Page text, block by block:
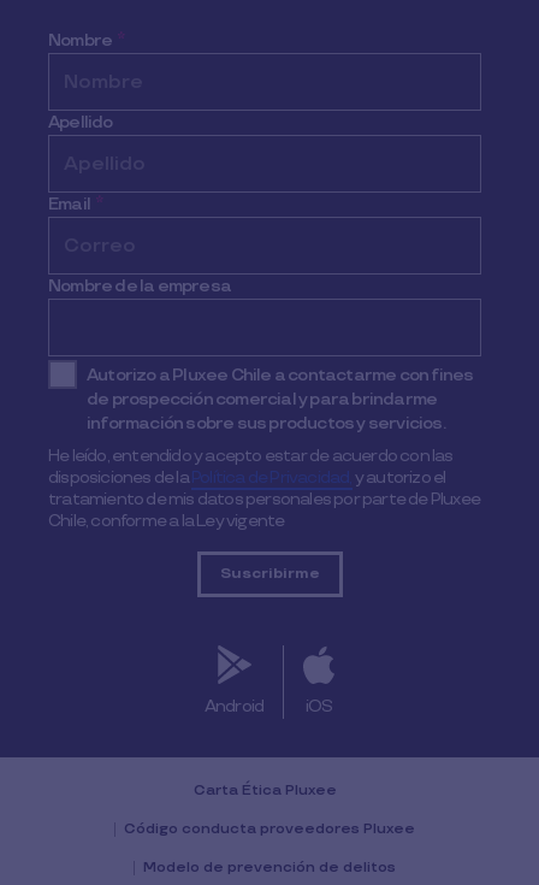
Nombre *
Apellido
Email *
Nombre de la empresa
Autorizo a Pluxee Chile a contactarme con fines
de prospección comercial y para brindarme
información sobre sus productos y servicios.
He leído, entendido y acepto estar de acuerdo con las
disposiciones de laPolítica de Privacidad,y autorizo el
tratamiento de mis datos personales por parte de Pluxee
Chile, conforme a la Ley vigente
Android iOS
Carta Ética Pluxee
Código conducta proveedores Pluxee
Modelo de prevención de delitos